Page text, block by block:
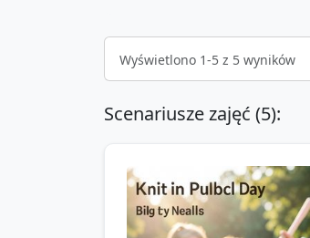
Wyświetlono 1-5 z 5 wyników
Scenariusze zajęć (5):